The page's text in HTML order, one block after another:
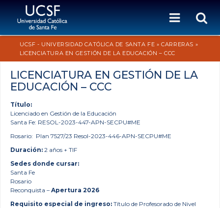
UCSF - UNIVERSIDAD CATÓLICA DE SANTA FE »CARRERAS »
LICENCIATURA EN GESTIÓN DE LA EDUCACIÓN – CCC
LICENCIATURA EN GESTIÓN DE LA
EDUCACIÓN – CCC
Título:
Licenciado en Gestión de la Educación
Santa Fe: RESOL-2023-447-APN-SECPU#ME
Rosario: Plan 7527/23 Resol-2023-446-APN-SECPU#ME
Duración: 2 años + TIF
Sedes donde cursar:
Santa Fe
Rosario
Reconquista – Apertura 2026
Requisito especial de ingreso: Título de Profesorado de Nivel